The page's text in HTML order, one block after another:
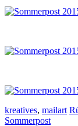
kreatives, mailart
Sommerpost